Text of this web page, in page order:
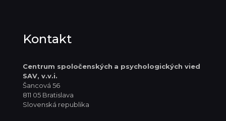
Kontakt
Centrum spoločenských a psychologických vied
SAV, v.v.i.
Šancová 56
811 05 Bratislava
Slovenská republika